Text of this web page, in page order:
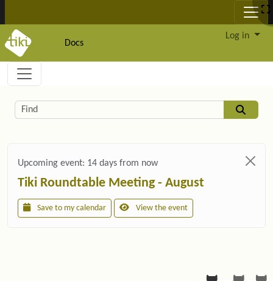
Docs
Log in
Navigation and related functionality and
Related content
Find
Upcoming event: 14 days from now
Tiki Roundtable Meeting - August
Save to my calendar View the event